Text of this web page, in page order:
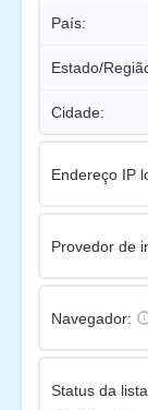
País:
Estado/
Cidade:
Endereço IP
Provedor de
Navegador:
Status da